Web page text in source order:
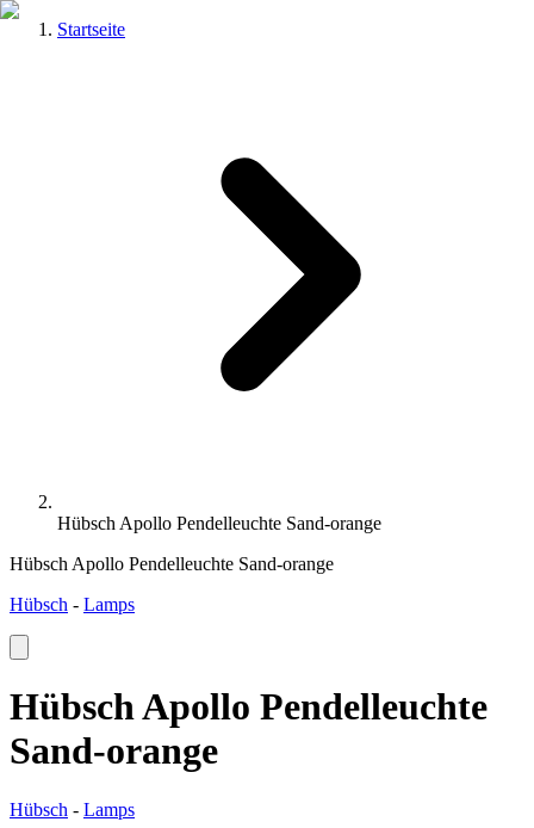
Startseite
Hübsch Apollo Pendelleuchte Sand-orange
Hübsch Apollo Pendelleuchte Sand-orange
Hübsch - Lamps
Hübsch Apollo Pendelleuchte
Sand-orange
Hübsch - Lamps